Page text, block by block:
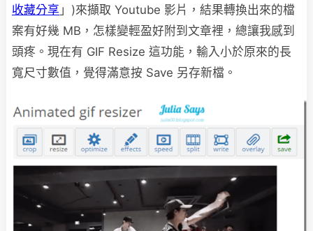
收藏分享 」)來擷取 Youtube 影片，結果轉換出來的檔
案有好幾 MB，怎樣變輕盈好附到文章裡，總讓我感到
頭疼。現在有 GIF Resize 這功能，輸入小於原來的長
寬尺寸數值，覺得滿意按 Save 另存新檔。